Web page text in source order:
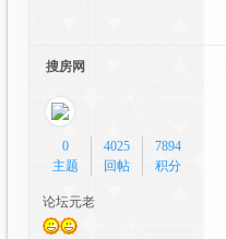
搜房网
0
主题
4025
回帖
7894
积分
论坛元老